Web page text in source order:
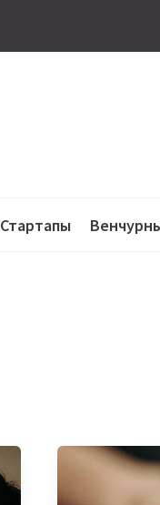
Стартапы